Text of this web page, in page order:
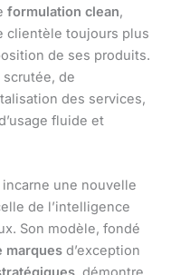
formulation clean,
clientèle toujours plus
de ses produits.
de
des services,
fluide et
une nouvelle
de l’intelligence
Son modèle, fondé
marques d’exception